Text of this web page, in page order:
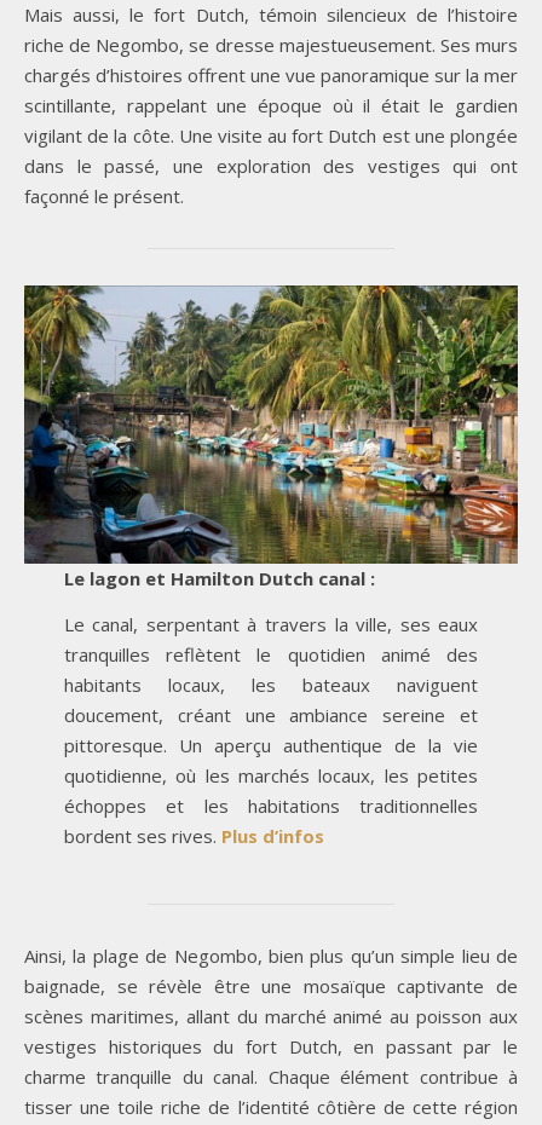
Mais aussi, le fort Dutch, témoin silencieux de l’histoire
riche de Negombo, se dresse majestueusement. Ses murs
chargés d’histoires offrent une vue panoramique sur la mer
scintillante, rappelant une époque où il était le gardien
vigilant de la côte. Une visite au fort Dutch est une plongée
dans le passé, une exploration des vestiges qui ont
façonné le présent.
Le lagon et Hamilton Dutch canal :
Le canal, serpentant à travers la ville, ses eaux
tranquilles reflètent le quotidien animé des
habitants locaux, les bateaux naviguent
doucement, créant une ambiance sereine et
pittoresque. Un aperçu authentique de la vie
quotidienne, où les marchés locaux, les petites
échoppes et les habitations traditionnelles
bordent ses rives. Plus d’infos
Ainsi, la plage de Negombo, bien plus qu’un simple lieu de
baignade, se révèle être une mosaïque captivante de
scènes maritimes, allant du marché animé au poisson aux
vestiges historiques du fort Dutch, en passant par le
charme tranquille du canal. Chaque élément contribue à
tisser une toile riche de l’identité côtière de cette région